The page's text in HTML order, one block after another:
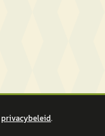
privacybeleid.